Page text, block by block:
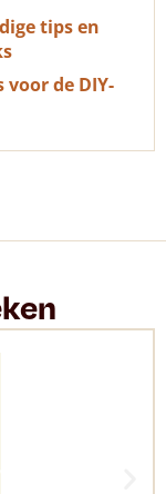
tips en
voor de DIY-